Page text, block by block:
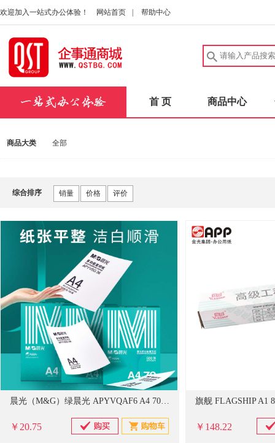
欢迎加入一站式办公体验！ 网站首页 帮助中心
首 页 商品中心
商品大类 全部
综合排序 销量 价格 评价
晨光（M&G）绿晨光 APYVQAF6 A4 70g 多功能双面打印纸 高性价比复印纸 500张/包
￥20.75 ￥148.22